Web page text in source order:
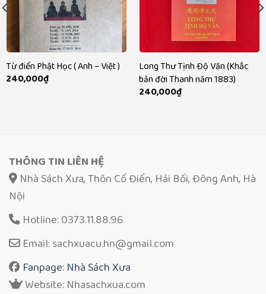
Từ điển Phật Học ( Anh – Việt )
240,000₫
Long Thư Tịnh Độ Văn (Khắc
bản đời Thanh năm 1883)
240,000₫
THÔNG TIN LIÊN HỆ
Nhà Sách Xưa, Thôn Cổ Điển, Hải Bối, Đông Anh, Hà
Nội
Hotline: 0373.11.88.96
Email: sachxuacu.hn@gmail.com
Fanpage: Nhà Sách Xưa
Website: Nhasachxua.com